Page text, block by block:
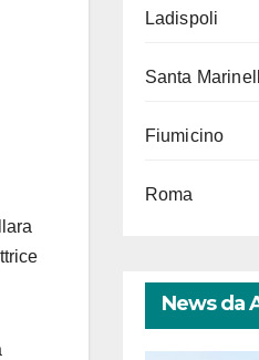
Ladispoli
Santa
Fiumicino
Roma
News da